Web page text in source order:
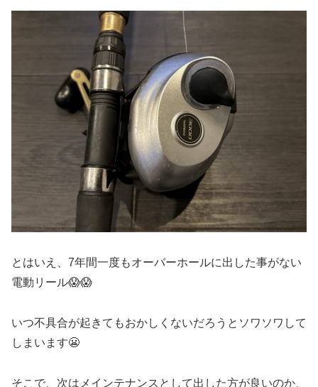
とはいえ、7年間一度もオーバーホールに出した事がない
電動リール😱😱
いつ不具合が起きてもおかしくないだろうとソワソワして
しまいます😬
そこで、次はメインテナンスとして出した方が良いのか、